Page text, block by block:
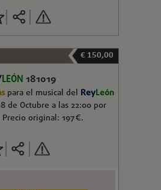
€ 150,00
LEÓN 181019
para el musical del ReyLeón
de Octubre a las 22:00 por
original: 197€.